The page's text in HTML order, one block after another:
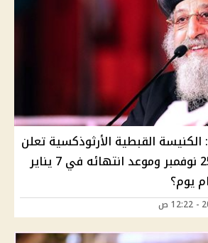
صوم الميلاد 2024: الكنيسة القبطية الأرثوذكسية تعلن
بداية الصوم في 25 نوفمبر وموعد انتهائه في 7 يناير